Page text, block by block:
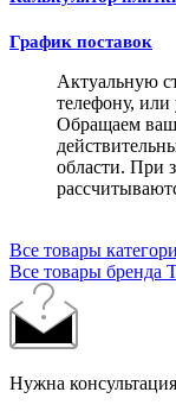
График поставок
Актуальную
телефону, или
Обращаем
области. При
Все товары
Все товары бренда
Нужна